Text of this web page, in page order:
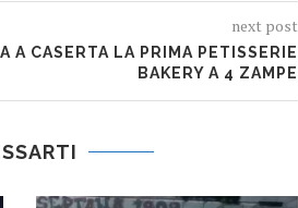
next post
A CASERTA LA PRIMA PETISSERIE
BAKERY A 4 ZAMPE